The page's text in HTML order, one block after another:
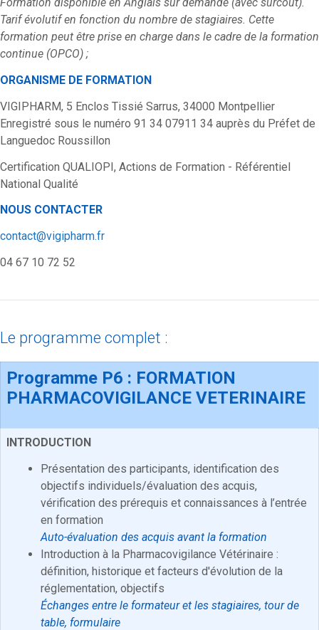
Tarif évolutif en fonction du nombre de stagiaires. Cette
formation peut être prise en charge dans le cadre de la formation
continue (OPCO) ;
ORGANISME DE FORMATION
VIGIPHARM, 5 Enclos Tissié Sarrus, 34000 Montpellier
Enregistré sous le numéro 91 34 07911 34 auprès du Préfet de
Languedoc Roussillon
Certification QUALIOPI, Actions de Formation - Référentiel
National Qualité
NOUS CONTACTER
contact@vigipharm.fr
04 67 10 72 52
Le programme complet :
Programme P6 : FORMATION
PHARMACOVIGILANCE VETERINAIRE
INTRODUCTION
Présentation des participants, identification des
objectifs individuels/évaluation des acquis,
vérification des prérequis et connaissances à l’entrée
en formation
Auto-évaluation des acquis avant la formation
Introduction à la Pharmacovigilance Vétérinaire :
définition, historique et facteurs d'évolution de la
réglementation, objectifs
Échanges entre le formateur et les stagiaires, tour de
table, formulaire